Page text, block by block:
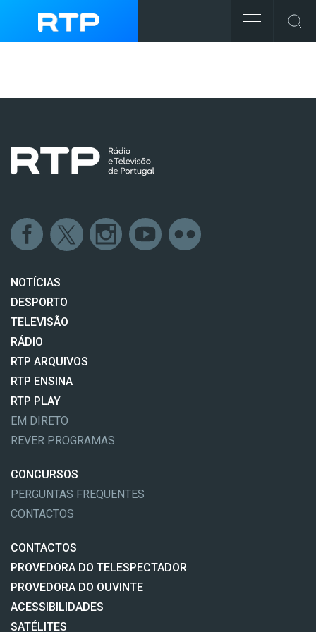
NOTÍCIAS
DESPORTO
TELEVISÃO
RÁDIO
RTP ARQUIVOS
RTP ENSINA
RTP PLAY
EM DIRETO
REVER PROGRAMAS
CONCURSOS
PERGUNTAS FREQUENTES
CONTACTOS
CONTACTOS
PROVEDORA DO TELESPECTADOR
PROVEDORA DO OUVINTE
ACESSIBILIDADES
SATÉLITES